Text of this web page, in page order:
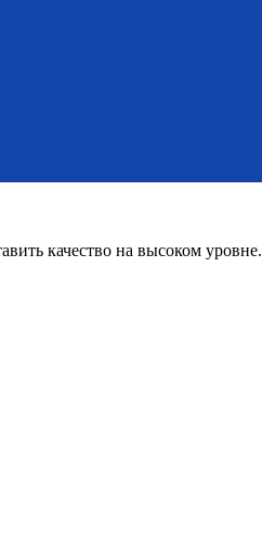
качество на высоком уровне.